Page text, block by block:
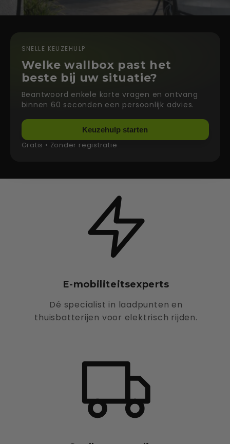
SNELLE KEUZEHULP
Welke wallbox past het
beste bij uw situatie?
Beantwoord enkele korte vragen en ontvang
binnen 60 seconden een persoonlijk advies.
Keuzehulp starten
Gratis • Zonder registratie
E-mobiliteitsexperts
Dé specialist in laadpunten en
thuisbatterijen voor elektrisch rijden.